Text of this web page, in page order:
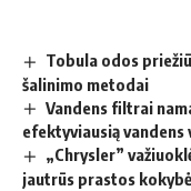
Tobula odos
šalinimo metodai
Vandens filtrai
efektyviausią vandens
„Chrysler”
jautrūs prastos